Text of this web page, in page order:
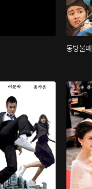
동방불패